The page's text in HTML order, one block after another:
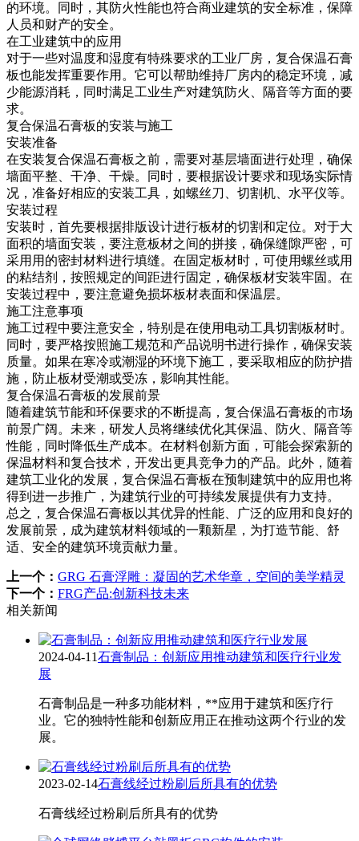
的环境。同时，其防火性能也符合商业建筑的安全标准，保障
人员和财产的安全。
在工业建筑中的应用
对于一些对温度和湿度有特殊要求的工业厂房，复合保温石膏
板也能发挥重要作用。它可以帮助维持厂房内的稳定环境，减
少能源消耗，同时满足工业生产对建筑防火、隔音等方面的要
求。
复合保温石膏板的安装与施工
安装准备
在安装复合保温石膏板之前，需要对基层墙面进行处理，确保
墙面平整、干净、干燥。同时，要根据设计要求和现场实际情
况，准备好相应的安装工具，如螺丝刀、切割机、水平仪等。
安装过程
安装时，首先要根据排版设计进行板材的切割和定位。对于大
面积的墙面安装，要注意板材之间的拼接，确保缝隙严密，可
采用用的密封材料进行填缝。在固定板材时，可使用螺丝或用
的粘结剂，按照规定的间距进行固定，确保板材安装牢固。在
安装过程中，要注意避免损坏板材表面和保温层。
施工注意事项
施工过程中要注意安全，特别是在使用电动工具切割板材时。
同时，要严格按照施工规范和产品说明书进行操作，确保安装
质量。如果在寒冷或潮湿的环境下施工，要采取相应的防护措
施，防止板材受潮或受冻，影响其性能。
复合保温石膏板的发展前景
随着建筑节能和环保要求的不断提高，复合保温石膏板的市场
前景广阔。未来，研发人员将继续优化其保温、防火、隔音等
性能，同时降低生产成本。在材料创新方面，可能会探索新的
保温材料和复合技术，开发出更具竞争力的产品。此外，随着
建筑工业化的发展，复合保温石膏板在预制建筑中的应用也将
得到进一步推广，为建筑行业的可持续发展提供有力支持。
总之，复合保温石膏板以其优异的性能、广泛的应用和良好的
发展前景，成为建筑材料领域的一颗新星，为打造节能、舒
适、安全的建筑环境贡献力量。
上一个： GRG 石膏浮雕：凝固的艺术华章，空间的美学精灵
下一个： FRG产品:创新科技未来
相关新闻
2024-04-11石膏制品：创新应用推动建筑和医疗行业发
展
石膏制品是一种多功能材料，**应用于建筑和医疗行
业。它的独特性能和创新应用正在推动这两个行业的发
展。
2023-02-14石膏线经过粉刷后所具有的优势
石膏线经过粉刷后所具有的优势